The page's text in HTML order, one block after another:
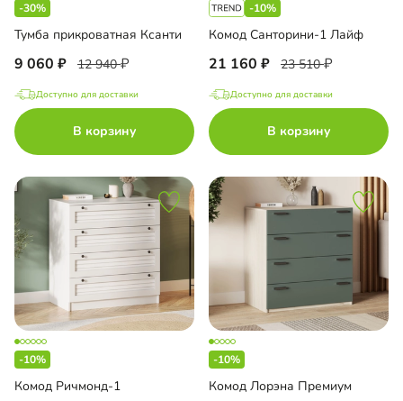
-30%
Тумба прикроватная Ксанти
9 060 12 940
Доступно для доставки
В корзину
-10%
Комод Санторини-1 Лайф
21 160 23 510
Доступно для доставки
В корзину
-10%
Комод Ричмонд-1
-10%
Комод Лорэна Премиум